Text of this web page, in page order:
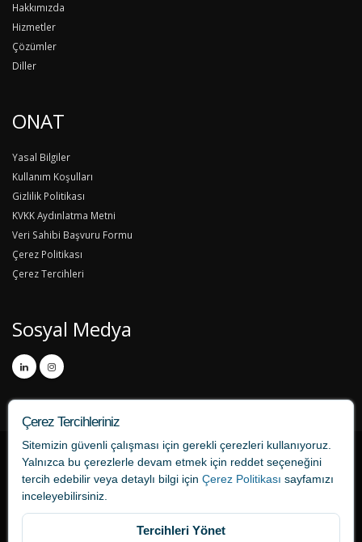
Hakkımızda
Hizmetler
Çözümler
Diller
ONAT
Yasal Bilgiler
Kullanım Koşulları
Gizlilik Politikası
KVKK Aydınlatma Metni
Veri Sahibi Başvuru Formu
Çerez Politikası
Çerez Tercihleri
Sosyal Medya
tercume724.com bir ONAT Tercüme markasıdır.
Çerez Tercihleriniz
Sitemizin güvenli çalışması için gerekli çerezleri kullanıyoruz.
Yalnızca bu çerezlerle devam etmek için reddet seçeneğini
tercih edebilir veya detaylı bilgi için Çerez Politikası sayfamızı
inceleyebilirsiniz.
Tercihleri Yönet